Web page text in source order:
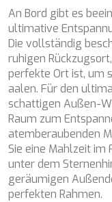
An Bord gibt es
ultimative
Die vollständig
ruhigen
perfekte Ort ist, um
aalen. Für den
schattigen Außen-
Raum zum
atemberaubenden
Sie eine Mahlzeit im
unter dem
geräumigen
perfekten Rahmen.
DONNA DEL MARE
E-MOTION
E3
ECCE NAVIGO
ELLY
ELVI
ENDLESS HORIZON
EOLIA
ESMA SULTAN
ESMERALDA OF
ETERNAL SPARK
ETERNITY
ETHNA